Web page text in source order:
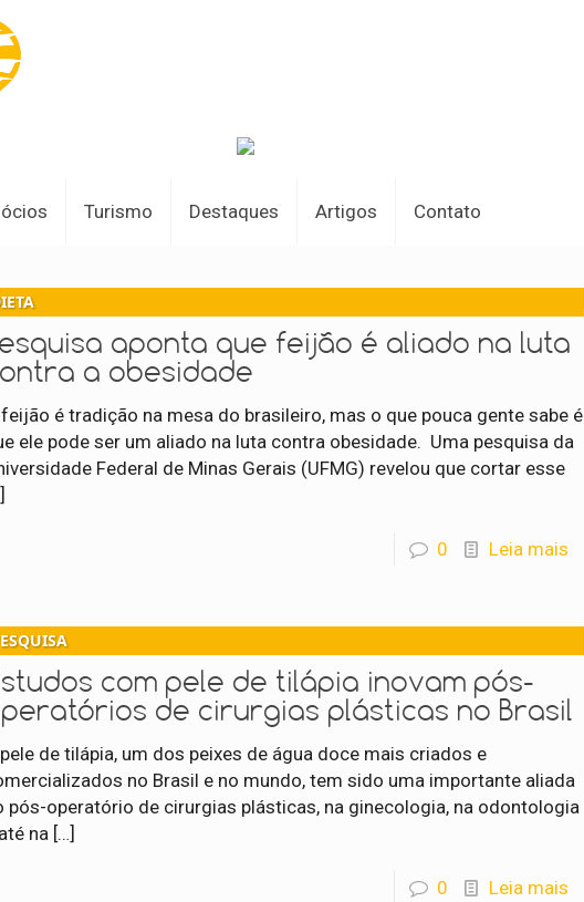
Turismo Destaques Artigos Contato
aponta que feijão é aliado na luta
a obesidade
feijão é tradição na mesa do brasileiro, mas o que pouca gente sabe é
ele pode ser um aliado na luta contra obesidade. Uma pesquisa da
Federal de Minas Gerais (UFMG) revelou que cortar esse
0 Leia mais
com pele de tilápia inovam pós-
de cirurgias plásticas no Brasil
de tilápia, um dos peixes de água doce mais criados e
no Brasil e no mundo, tem sido uma importante aliada
pós-operatório de cirurgias plásticas, na ginecologia, na odontologia
na […]
0 Leia mais